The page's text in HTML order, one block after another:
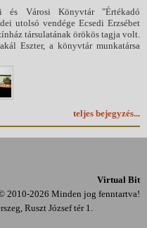
és Városi Könyvtár "Értékadó
utolsó vendége Ecsedi Erzsébet
társulatának örökös tagja volt.
Eszter, a könyvtár munkatársa
teljes bejegyzés...
Virtual Bit
2010-2026 Minden jog fenntartva!
Ruszt József tér 1.